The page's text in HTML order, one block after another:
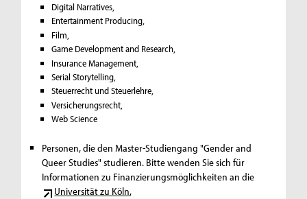
Digital Narratives,
Entertainment Producing,
Film,
Game Development and Research,
Insurance Management,
Serial Storytelling,
Steuerrecht und Steuerlehre,
Versicherungsrecht,
Web Science
Personen, die den Master-Studiengang "Gender and
Queer Studies" studieren. Bitte wenden Sie sich für
Informationen zu Finanzierungsmöglichkeiten an die
Universität zu Köln,